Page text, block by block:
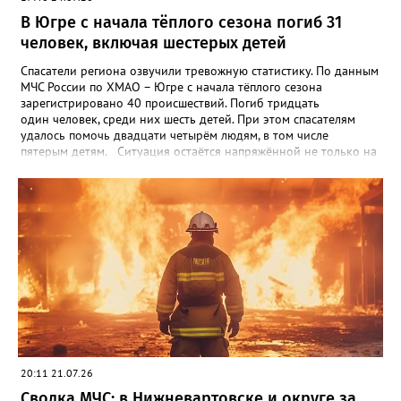
В Югре с начала тёплого сезона погиб 31
человек, включая шестерых детей
Спасатели региона озвучили тревожную статистику. По данным
МЧС России по ХМАО – Югре с начала тёплого сезона
зарегистрировано 40 происшествий. Погиб тридцать
один человек, среди них шесть детей. При этом спасателям
удалось помочь двадцати четырём людям, в том числе
пятерым детям. Ситуация остаётся напряжённой не только на
периода зафиксировано семь аварийных происшествий с
маломерными судами — в них погибли семь человек. Анализ
происшествий показывает, что чаще всего к беде приводят
одни и те же ошибки: * купание в необорудованных местах; *
нарушение правил эксплуатации лодок и катеров; * отсутствие
контроля за детьми со стороны взрослых. МЧС России
призывает: соблюдайте правила безопасности! Вот простые,
но жизненно важные рекомендации: * никогда не оставляйте
детей у воды без присмотра — даже если ребёнок уверенно
держится на воде; * не игнорируйте знак «Купание
запрещено»: он установлен там, где есть реальная угроза; *
выбирайте для отдыха только официальные пляжи — там есть
спасатели и необходимая инфраструктура; * при выходе на
воду на маломерном судне обязательно надевайте
20:11 21.07.26